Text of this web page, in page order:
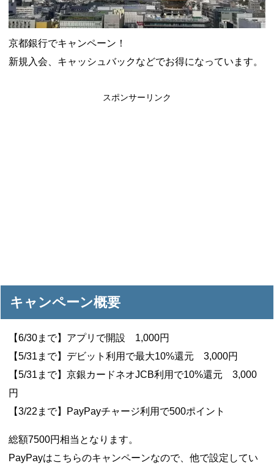
月から 2026年8月1日
ドットマネーが再開！8/12から。でも未完了のポイント有効期
限が8月末まで？ 2026年7月31日
【2026年夏】dポイント交換キャンペーンが見逃せない！最大
15%増量のチャンス。8/1~31あたりまで
au PAY 残高チャージで最大10000円もらえる！じぶん銀行から
京都銀行でキャンペーン！
新規入会、キャッシュバックなどでお得になっています。
スポンサーリンク
キャンペーン概要
【6/30まで】アプリで開設 1,000円
【5/31まで】デビット利用で最大10%還元 3,000円
【5/31まで】京銀カードネオJCB利用で10%還元 3,000
円
【3/22まで】PayPayチャージ利用で500ポイント
総額7500円相当となります。
PayPayはこちらのキャンペーンなので、他で設定してい